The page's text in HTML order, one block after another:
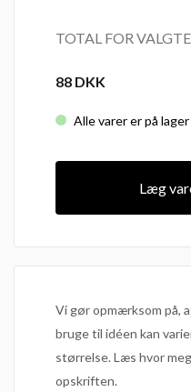
TOTAL FOR
88 DKK
Alle varer er på
Læg
Vi gør opmærksom på,
bruge til idéen kan
størrelse. Læs hvor
opskriften.